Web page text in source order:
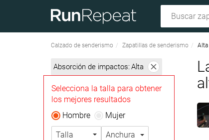
Calzado de senderismo Zapatillas de senderismo Alta
Absorción de impactos: Alta
Selecciona la talla para obtener
los mejores resultados
Hombre
Mujer
Talla Anchura